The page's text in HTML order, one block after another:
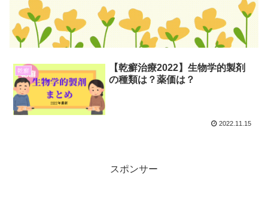
乾癬
【乾癬治療2022】生物学的製剤
の種類は？薬価は？
2022.11.15
スポンサー